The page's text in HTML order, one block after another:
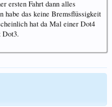
ersten Fahrt dann alles
habe das keine Bremsflüssigkeit
hat da Mal einer Dot4
Dot3.